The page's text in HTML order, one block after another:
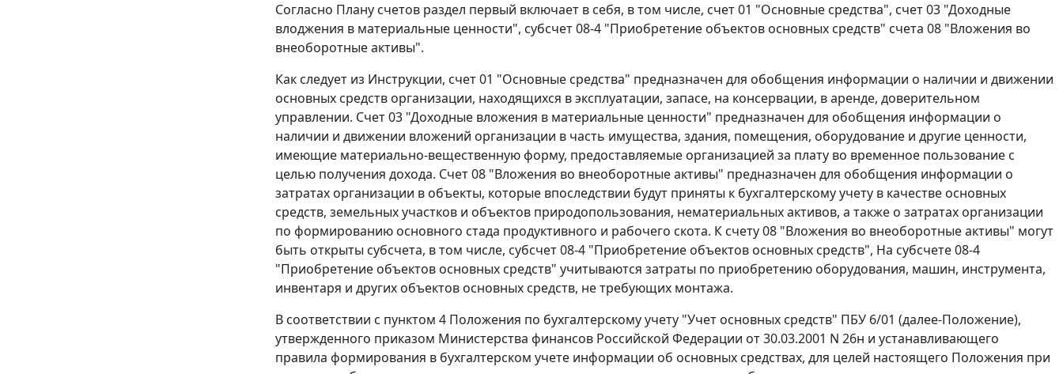
Согласно Плану счетов раздел первый включает в себя, в том числе, счет 01 "Основные средства", счет 03 "Доходные
влоджения в материальные ценности", субсчет 08-4 "Приобретение объектов основных средств" счета 08 "Вложения во
внеоборотные активы".
Как следует из Инструкции, счет 01 "Основные средства" предназначен для обобщения информации о наличии и движении
основных средств организации, находящихся в эксплуатации, запасе, на консервации, в аренде, доверительном
управлении. Счет 03 "Доходные вложения в материальные ценности" предназначен для обобщения информации о
наличии и движении вложений организации в часть имущества, здания, помещения, оборудование и другие ценности,
имеющие материально-вещественную форму, предоставляемые организацией за плату во временное пользование с
целью получения дохода. Счет 08 "Вложения во внеоборотные активы" предназначен для обобщения информации о
затратах организации в объекты, которые впоследствии будут приняты к бухгалтерскому учету в качестве основных
средств, земельных участков и объектов природопользования, нематериальных активов, а также о затратах организации
по формированию основного стада продуктивного и рабочего скота. К счету 08 "Вложения во внеоборотные активы" могут
быть открыты субсчета, в том числе, субсчет 08-4 "Приобретение объектов основных средств", На субсчете 08-4
"Приобретение объектов основных средств" учитываются затраты по приобретению оборудования, машин, инструмента,
инвентаря и других объектов основных средств, не требующих монтажа.
В соответствии с пунктом 4 Положения по бухгалтерскому учету "Учет основных средств" ПБУ 6/01 (далее-Положение),
утвержденного приказом Министерства финансов Российской Федерации от 30.03.2001 N 26н и устанавливающего
правила формирования в бухгалтерском учете информации об основных средствах, для целей настоящего Положения при